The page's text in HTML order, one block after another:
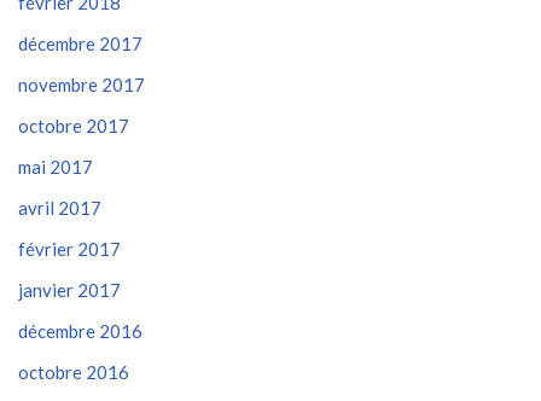
décembre 2017
novembre 2017
octobre 2017
mai 2017
avril 2017
février 2017
janvier 2017
décembre 2016
octobre 2016